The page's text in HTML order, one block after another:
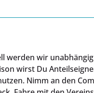
werden wir
wirst Du
Nimm an den